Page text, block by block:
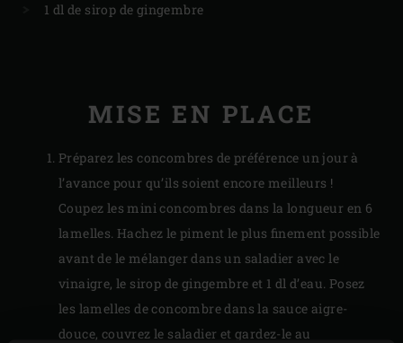
1 dl de sirop de gingembre
MISE EN PLACE
Préparez les concombres de préférence un jour à
l’avance pour qu’ils soient encore meilleurs !
Coupez les mini concombres dans la longueur en 6
lamelles. Hachez le piment le plus finement possible
avant de le mélanger dans un saladier avec le
vinaigre, le sirop de gingembre et 1 dl d’eau. Posez
les lamelles de concombre dans la sauce aigre-
douce, couvrez le saladier et gardez-le au